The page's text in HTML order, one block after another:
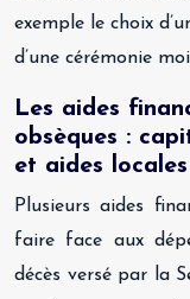
exemple le choix
d’une cérémonie
Les aides
obsèques :
et aides locales
Plusieurs aides
faire face aux
décès versé par la